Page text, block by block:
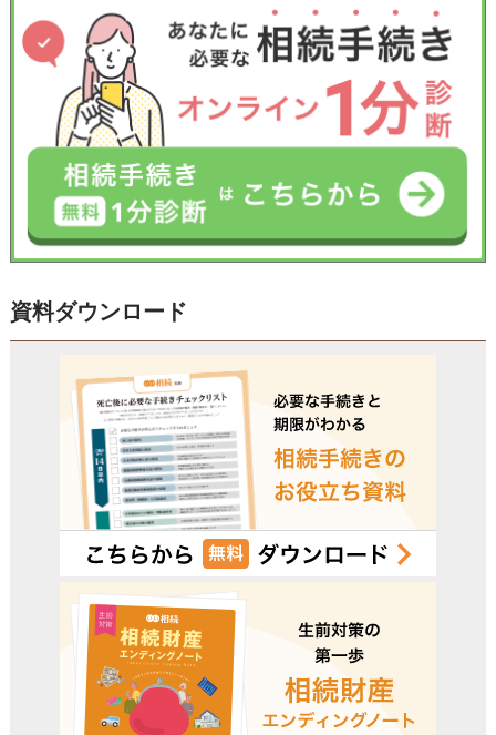
資料ダウンロード